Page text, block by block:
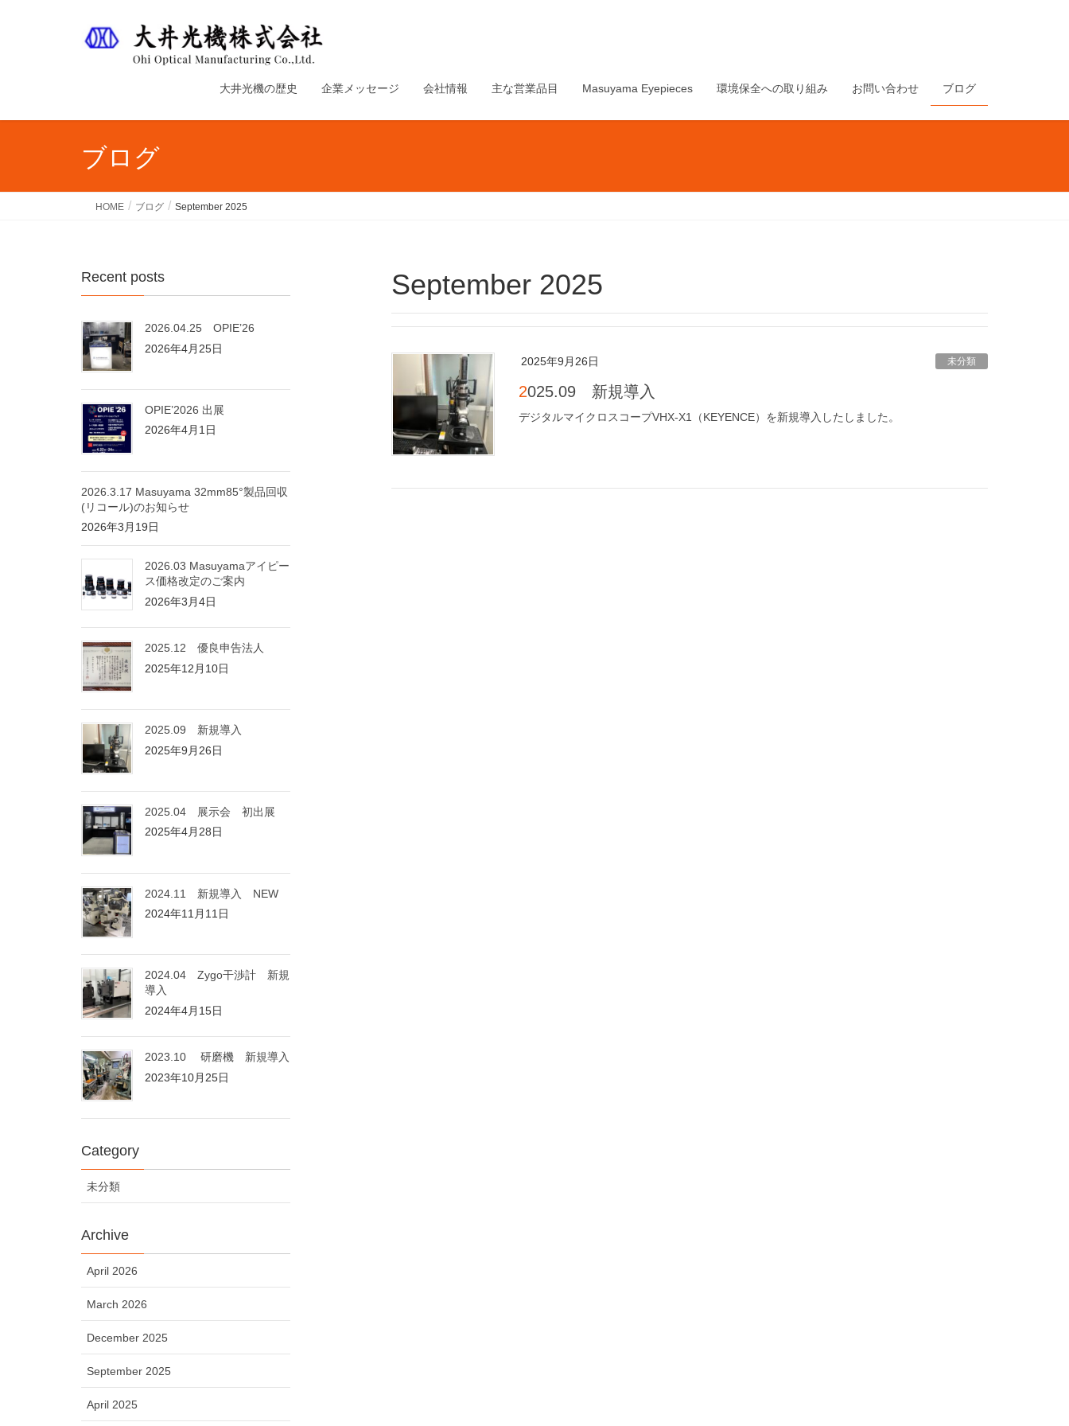
大井光機の歴史 企業メッセージ 会社情報 主な営業品目 Masuyama Eyepieces 環境保全への取り組み お問い合わせ ブログ
ブログ
HOME ブログ September 2025
September 2025
2025年9月26日 未分類
2025.09 新規導入
デジタルマイクロスコープVHX-X1（KEYENCE）を新規導入したしました。
Recent posts
2026.04.25 OPIE’26
2026年4月25日
OPIE’2026 出展
2026年4月1日
2026.3.17 Masuyama 32mm85°製品回収
(リコール)のお知らせ
2026年3月19日
2026.03 Masuyamaアイピー
ス価格改定のご案内
2026年3月4日
2025.12 優良申告法人
2025年12月10日
2025.09 新規導入
2025年9月26日
2025.04 展示会 初出展
2025年4月28日
2024.11 新規導入 NEW
2024年11月11日
2024.04 Zygo干渉計 新規
導入
2024年4月15日
2023.10 研磨機 新規導入
2023年10月25日
Category
未分類
Archive
April 2026
March 2026
December 2025
September 2025
April 2025